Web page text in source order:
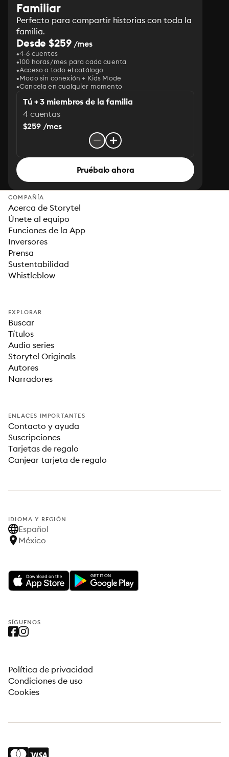
Familiar
Perfecto para compartir historias con toda la
familia.
Desde $259/mes
4-6 cuentas
100 horas/mes para cada cuenta
Acceso a todo el catálogo
Modo sin conexión + Kids Mode
Cancela en cualquier momento
Tú + 3 miembros de la familia
4 cuentas
$259 /mes
Pruébalo ahora
COMPAÑÍA
Acerca de Storytel
Únete al equipo
Funciones de la App
Inversores
Prensa
Sustentabilidad
Whistleblow
EXPLORAR
Buscar
Títulos
Audio series
Storytel Originals
Autores
Narradores
ENLACES IMPORTANTES
Contacto y ayuda
Suscripciones
Tarjetas de regalo
Canjear tarjeta de regalo
IDIOMA Y REGIÓN
Español
México
SÍGUENOS
Política de privacidad
Condiciones de uso
Cookies